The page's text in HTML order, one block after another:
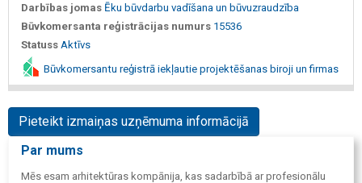
Darbības jomas Ēku būvdarbu vadīšana un būvuzraudzība
Būvkomersanta reģistrācijas numurs 15536
Statuss Aktīvs
Būvkomersantu reģistrā iekļautie projektēšanas biroji un firmas
Pieteikt izmaiņas uzņēmuma informācijā
Par mums
Mēs esam arhitektūras kompānija, kas sadarbībā ar profesionālu